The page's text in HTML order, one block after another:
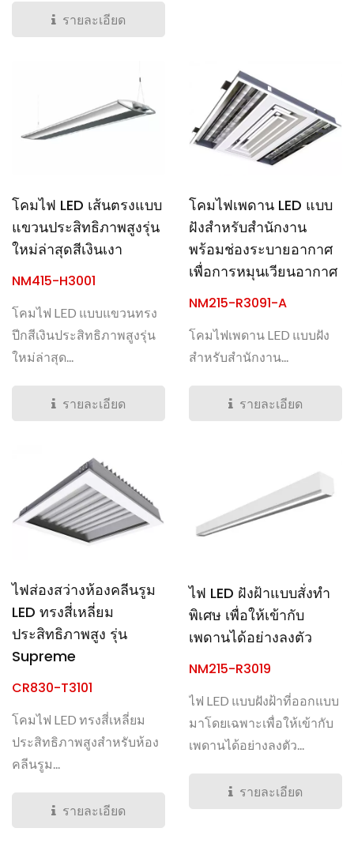
รายละเอียด
โคมไฟ LED เส้นตรงแบบ
แขวนประสิทธิภาพสูงรุ่น
ใหม่ล่าสุดสีเงินเงา
NM415-H3001
โคมไฟ LED แบบแขวนทรง
ปีกสีเงินประสิทธิภาพสูงรุ่น
ใหม่ล่าสุด...
รายละเอียด
โคมไฟเพดาน LED แบบ
ฝังสำหรับสำนักงาน
พร้อมช่องระบายอากาศ
เพื่อการหมุนเวียนอากาศ
NM215-R3091-A
โคมไฟเพดาน LED แบบฝัง
สำหรับสำนักงาน...
รายละเอียด
ไฟส่องสว่างห้องคลีนรูม
LED ทรงสี่เหลี่ยม
ประสิทธิภาพสูง รุ่น
Supreme
CR830-T3101
โคมไฟ LED ทรงสี่เหลี่ยม
ประสิทธิภาพสูงสำหรับห้อง
คลีนรูม...
รายละเอียด
ไฟ LED ฝังฝ้าแบบสั่งทำ
พิเศษ เพื่อให้เข้ากับ
เพดานได้อย่างลงตัว
NM215-R3019
ไฟ LED แบบฝังฝ้าที่ออกแบบ
มาโดยเฉพาะเพื่อให้เข้ากับ
เพดานได้อย่างลงตัว...
รายละเอียด